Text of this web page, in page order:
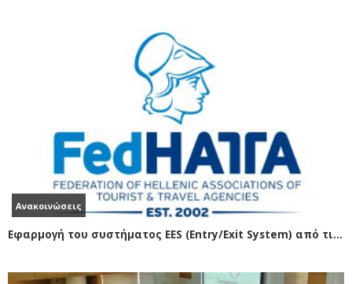
Ανακοινώσεις
Εφαρμογή του συστήματος EES (Entry/Exit System) από τις 12/10/2025